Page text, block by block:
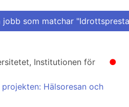
jobb som matchar
●
Institutionen för
Hälsoresan och